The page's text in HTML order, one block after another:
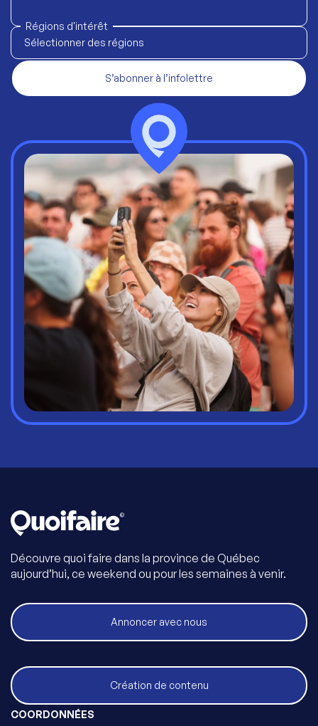
Régions d'intérêt
Sélectionner des régions
S’abonner à l’infolettre
Découvre quoi faire dans la province de Québec
aujourd’hui, ce weekend ou pour les semaines à venir.
Annoncer avec nous
Création de contenu
COORDONNÉES